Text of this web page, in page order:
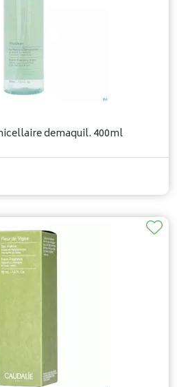
demaquil. 400ml